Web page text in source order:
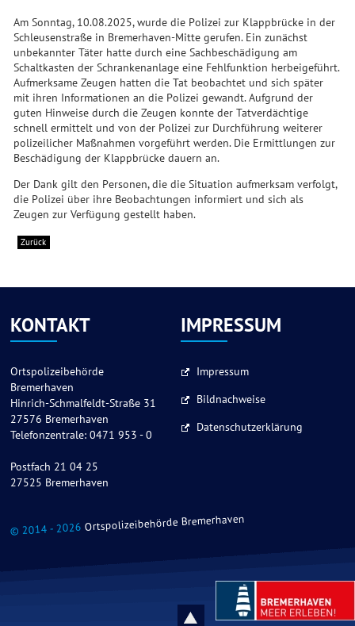
Am Sonntag, 10.08.2025, wurde die Polizei zur Klappbrücke in der
Schleusenstraße in Bremerhaven-Mitte gerufen. Ein zunächst
unbekannter Täter hatte durch eine Sachbeschädigung am
Schaltkasten der Schrankenanlage eine Fehlfunktion herbeigeführt.
Aufmerksame Zeugen hatten die Tat beobachtet und sich später
mit ihren Informationen an die Polizei gewandt. Aufgrund der
guten Hinweise durch die Zeugen konnte der Tatverdächtige
schnell ermittelt und von der Polizei zur Durchführung weiterer
polizeilicher Maßnahmen vorgeführt werden. Die Ermittlungen zur
Beschädigung der Klappbrücke dauern an.
Der Dank gilt den Personen, die die Situation aufmerksam verfolgt,
die Polizei über ihre Beobachtungen informiert und sich als
Zeugen zur Verfügung gestellt haben.
Zurück
KONTAKT
Ortspolizeibehörde
Bremerhaven
Hinrich-Schmalfeldt-Straße 31
27576 Bremerhaven
Telefonzentrale: 0471 953 - 0
Postfach 21 04 25
27525 Bremerhaven
IMPRESSUM
Impressum
Bildnachweise
Datenschutzerklärung
© 2014 - 2026 Ortspolizeibehörde Bremerhaven